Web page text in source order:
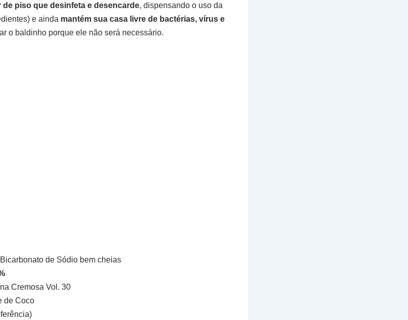
de piso que desinfeta e desencarde, dispensando o uso da
e ainda mantém sua casa livre de bactérias, vírus e
o baldinho porque ele não será necessário.
de Sódio bem cheias
Cremosa Vol. 30
de Coco